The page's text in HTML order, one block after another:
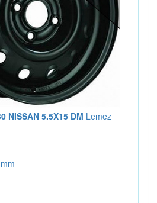
NISSAN 5.5X15 DM Lemez